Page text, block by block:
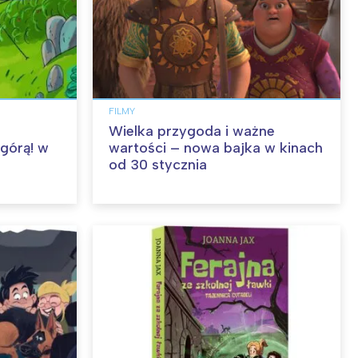
w
FILMY
Wielka przygoda i ważne
wartości – nowa bajka w kinach
od 30 stycznia